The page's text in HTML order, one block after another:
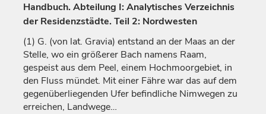
Handbuch. Abteilung I: Analytisches Verzeichnis
der Residenzstädte. Teil 2: Nordwesten
(1) G. (von lat. Gravia) entstand an der Maas an der
Stelle, wo ein größerer Bach namens Raam,
gespeist aus dem Peel, einem Hochmoorgebiet, in
den Fluss mündet. Mit einer Fähre war das auf dem
gegenüberliegenden Ufer befindliche Nimwegen zu
erreichen, Landwege…